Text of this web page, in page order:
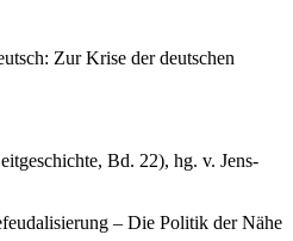
Zur Krise der deutschen
Bd. 22), hg. v. Jens-
– Die Politik der Nähe